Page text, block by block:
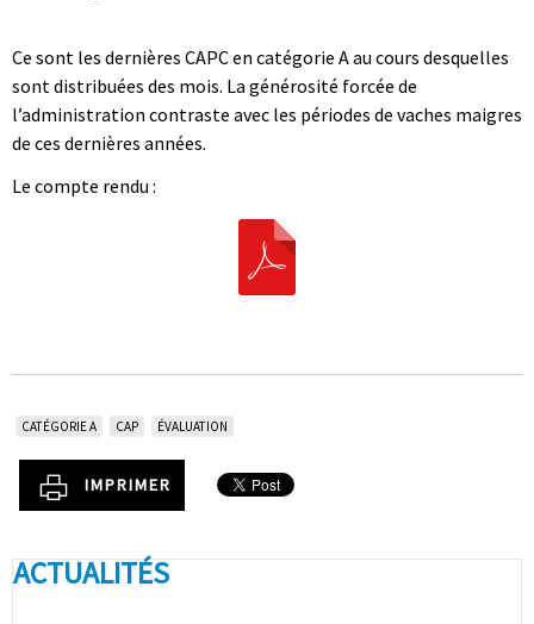
Ce sont les dernières CAPC en catégorie A au cours desquelles
sont distribuées des mois. La générosité forcée de
l’administration contraste avec les périodes de vaches maigres
de ces dernières années.
Le compte rendu :
CATÉGORIE A CAP ÉVALUATION
IMPRIMER
ACTUALITÉS